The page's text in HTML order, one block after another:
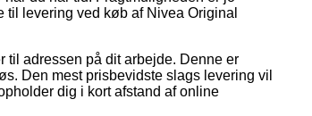
levering ved køb af Nivea Original
til adressen på dit arbejde. Denne er
Den mest prisbevidste slags levering vil
dig i kort afstand af online